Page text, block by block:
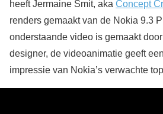
heeft Jermaine Smit, aka Concept
renders gemaakt van de Nokia 9.3
onderstaande video is gemaakt
designer, de videoanimatie geeft
impressie van Nokia’s verwachte